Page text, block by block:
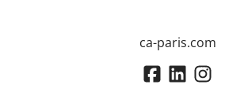
ca-paris.com